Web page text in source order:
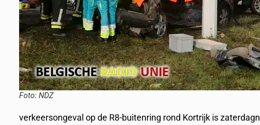
Foto: NDZ
verkeersongeval op de R8-buitenring rond Kortrijk is